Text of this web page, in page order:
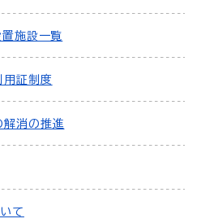
置施設一覧
用証制度
解消の推進
て